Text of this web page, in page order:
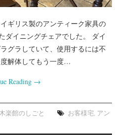
ギリス製のアンティーク家具の
ダイニングチェアでした。 ダイ
グラしていて、使用するには不
解体してもう一度…
Reading →
楽館のしごと お客様宅, アン